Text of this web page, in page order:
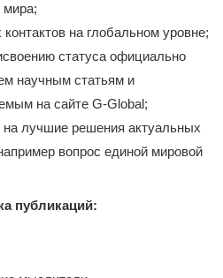
мира;
на глобальном уровне;
статуса официально
научным статьям и
на сайте G-Global;
на лучшие решения актуальных
вопрос единой мировой
публикаций: